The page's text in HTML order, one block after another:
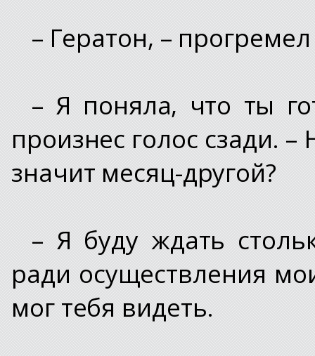
– Гератон, –
– Я поняла, что ты
произнес голос сзади.
значит месяц-другой?
– Я буду ждать
ради осуществления
мог тебя видеть.